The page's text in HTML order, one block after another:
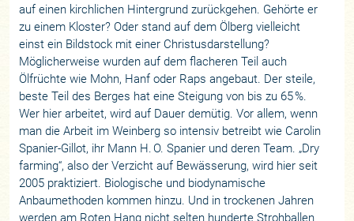
auf einen kirchlichen Hintergrund zurückgehen. Gehörte er
zu einem Kloster? Oder stand auf dem Ölberg vielleicht
einst ein Bildstock mit einer Christusdarstellung?
Möglicherweise wurden auf dem flacheren Teil auch
Ölfrüchte wie Mohn, Hanf oder Raps angebaut. Der steile,
beste Teil des Berges hat eine Steigung von bis zu 65 %.
Wer hier arbeitet, wird auf Dauer demütig. Vor allem, wenn
man die Arbeit im Weinberg so intensiv betreibt wie Carolin
Spanier-Gillot, ihr Mann H. O. Spanier und deren Team. „Dry
farming“, also der Verzicht auf Bewässerung, wird hier seit
2005 praktiziert. Biologische und biodynamische
Anbaumethoden kommen hinzu. Und in trockenen Jahren
werden am Roten Hang nicht selten hunderte Strohballen